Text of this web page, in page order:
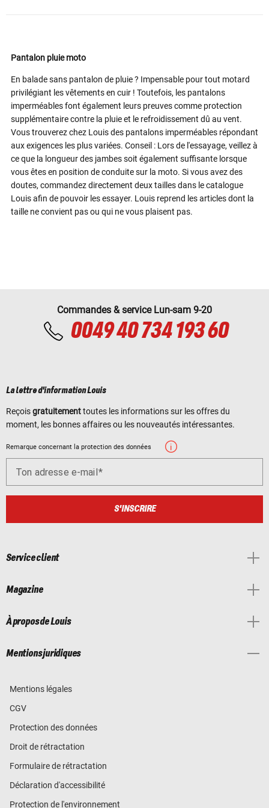
Pantalon pluie moto
En balade sans pantalon de pluie ? Impensable pour tout motard
privilégiant les vêtements en cuir ! Toutefois, les pantalons
imperméables font également leurs preuves comme protection
supplémentaire contre la pluie et le refroidissement dû au vent.
Vous trouverez chez Louis des pantalons imperméables répondant
aux exigences les plus variées. Conseil : Lors de l'essayage, veillez à
ce que la longueur des jambes soit également suffisante lorsque
vous êtes en position de conduite sur la moto. Si vous avez des
doutes, commandez directement deux tailles dans le catalogue
Louis afin de pouvoir les essayer. Louis reprend les articles dont la
taille ne convient pas ou qui ne vous plaisent pas.
Commandes & service Lun-sam 9-20
0049 40 734 193 60
La lettre d'information Louis
Reçoisgratuitementtoutes les informations sur les offres du
moment, les bonnes affaires ou les nouveautés intéressantes.
Remarque concernant la protection des données
Ton adresse e-mail
S'INSCRIRE
Service client
Magazine
À propos de Louis
Mentions juridiques
Mentions légales
CGV
Protection des données
Droit de rétractation
Formulaire de rétractation
Déclaration d'accessibilité
Protection de l'environnement